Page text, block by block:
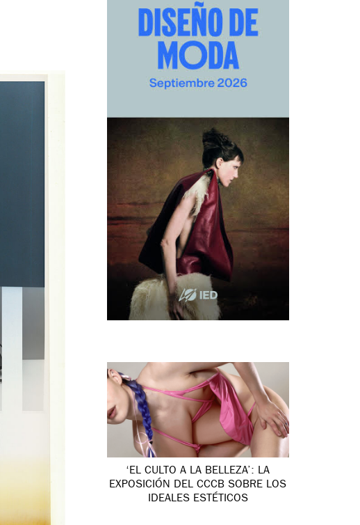
‘EL CULTO A LA BELLEZA’: LA
EXPOSICIÓN DEL CCCB SOBRE LOS
IDEALES ESTÉTICOS